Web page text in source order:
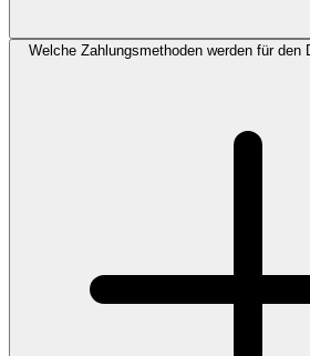
Welche Zahlungsmethoden werden für den